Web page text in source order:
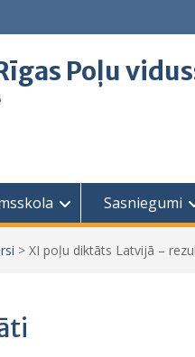
Poļu
Sasniegumi
> XI poļu diktāts Latvijā –